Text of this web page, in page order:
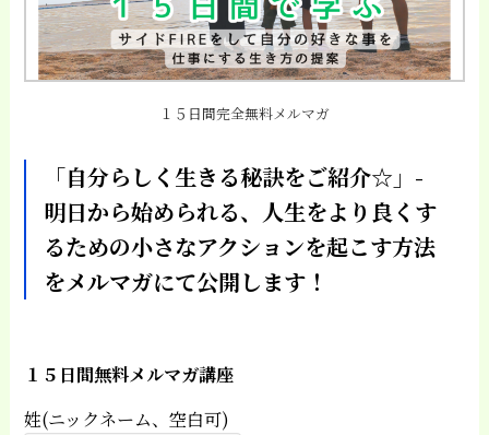
１５日間完全無料メルマガ
「自分らしく生きる秘訣をご紹介☆」-
明日から始められる、人生をより良くす
るための小さなアクションを起こす方法
をメルマガにて公開します！
１５日間無料メルマガ講座
姓(ニックネーム、空白可)